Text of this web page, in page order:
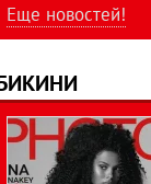
Еще новостей!